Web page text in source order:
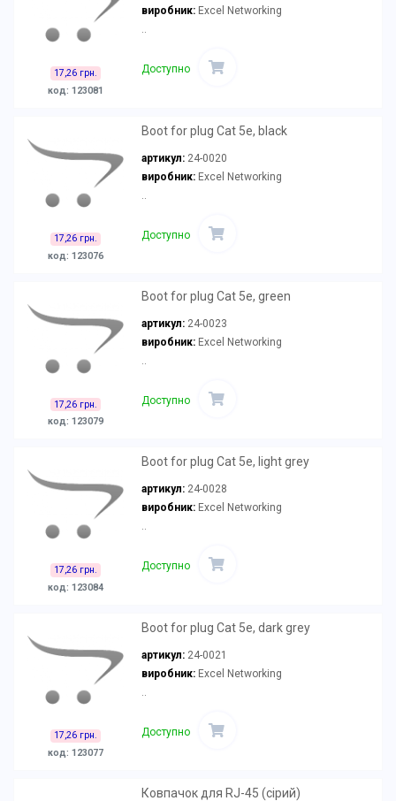
17,26 грн.
код: 123081
виробник:Excel Networking
..
Доступно
17,26 грн.
код: 123076
Boot for plug Cat 5e, black
артикул: 24-0020
виробник:Excel Networking
Доступно
17,26 грн.
код: 123079
Boot for plug Cat 5e, green
артикул: 24-0023
виробник:Excel Networking
..
Доступно
17,26 грн.
код: 123084
Boot for plug Cat 5e, light grey
артикул: 24-0028
виробник:Excel Networking
..
Доступно
17,26 грн.
код: 123077
Boot for plug Cat 5e, dark grey
артикул: 24-0021
виробник:Excel Networking
Доступно
Ковпачок для RJ-45 (сірий)